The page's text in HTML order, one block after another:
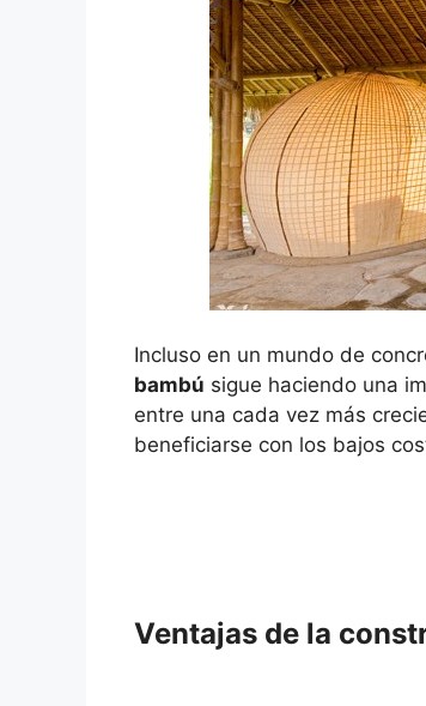
Incluso en un mundo de
bambú sigue haciendo una
entre una cada vez más
beneficiarse con los bajos
Ventajas de la